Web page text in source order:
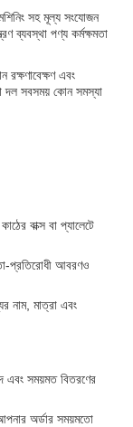
সহ মূল্য সংযোজন
ব্যবস্থা পণ্য কর্মক্ষমতা
এবং
দল সবসময় কোন সমস্যা
বাক্স বা প্যালেটে
প্রতিরোধী আবরণও
নাম, মাত্রা এবং
এবং সময়মত বিতরণের
অর্ডার সময়মতো